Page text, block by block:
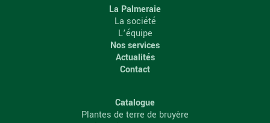
La Palmeraie
La société
L’équipe
Nos services
Actualités
Contact
Catalogue
Plantes de terre de bruyère